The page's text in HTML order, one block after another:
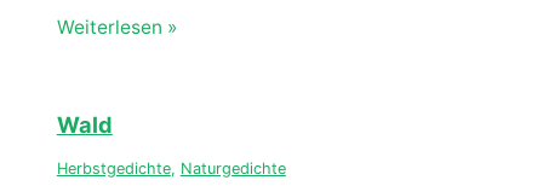
Weiterlesen »
Wald
Herbstgedichte, Naturgedichte